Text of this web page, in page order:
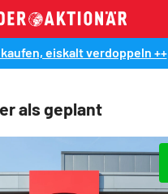
kaufen, eiskalt verdoppeln ++
als geplant